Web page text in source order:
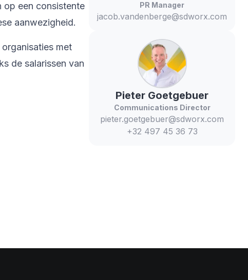
op een consistente
aanwezigheid.
met
de salarissen van
PR Manager
jacob.vandenberge@sdworx.com
Pieter Goetgebuer
Communications Director
pieter.goetgebuer@sdworx.com
+32 497 45 36 73